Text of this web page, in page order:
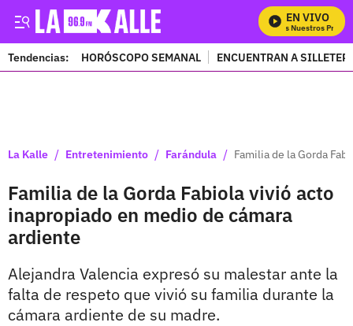
EN VIVO
Mira Todos Nuestros
Tendencias: HORÓSCOPO SEMANAL ENCUENTRAN A
La Kalle / Entretenimiento / Farándula / Familia de la Gorda
Familia de la Gorda Fabiola vivió acto
inapropiado en medio de cámara
ardiente
Alejandra Valencia expresó su malestar ante la
falta de respeto que vivió su familia durante la
cámara ardiente de su madre.